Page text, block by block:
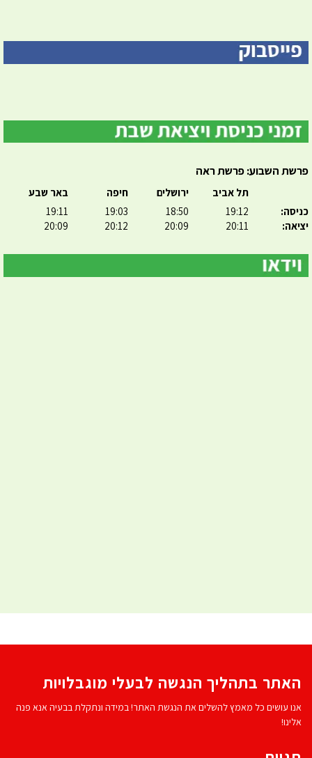
פרשת השבוע: פרשת ראה
כניסה:
יציאה:
תל אביב
19:12
20:11
ירושלים
18:50
20:09
חיפה
19:03
20:12
באר שבע
19:11
20:09
האתר בתהליך הנגשה לבעלי מוגבלויות
אנו עושים כל מאמץ להשלים את הנגשת האתר! במידה ונתקלת בבעיה אנא פנה
אלינו!